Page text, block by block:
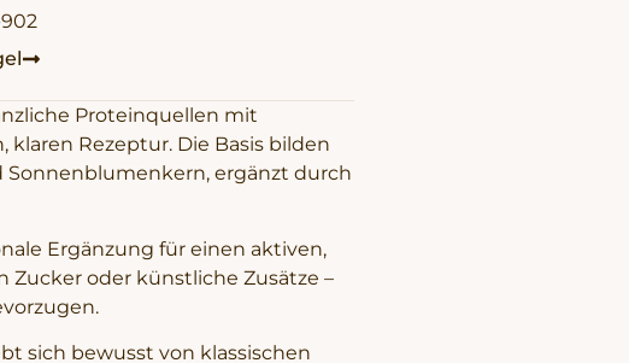
Proteinquellen mit
Rezeptur. Die Basis bilden
Sonnenblumenkern, ergänzt durch
Ergänzung für einen aktiven,
oder künstliche Zusätze –
sich bewusst von klassischen